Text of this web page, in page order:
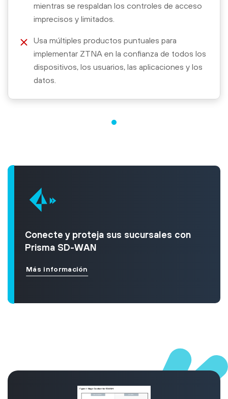
mientras se respaldan los controles de acceso
imprecisos y limitados.
Usa múltiples productos puntuales para
implementar ZTNA en la confianza de todos los
dispositivos, los usuarios, las aplicaciones y los
datos.
Conecte y proteja sus sucursales con
Prisma SD-WAN
Más información